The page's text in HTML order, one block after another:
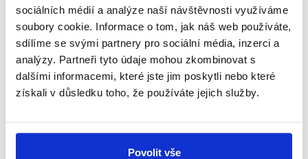
sociálních médií a analýze naší návštěvnosti využíváme
soubory cookie. Informace o tom, jak náš web používáte,
sdílíme se svými partnery pro sociální média, inzerci a
analýzy. Partneři tyto údaje mohou zkombinovat s
dalšími informacemi, které jste jim poskytli nebo které
získali v důsledku toho, že používáte jejich služby.
Povolit vše
Marian Jurečka v obsáhlém rozhovoru pro Deník N
mluvil o vládní pomoci rodinám, mj. o plánovaném
příspěvku 5 tisíc Kč. V naší analýze se tak můžete
podívat i na to, jak ministra na tiskové...
Číst dál
Zůstaňme v kontaktu